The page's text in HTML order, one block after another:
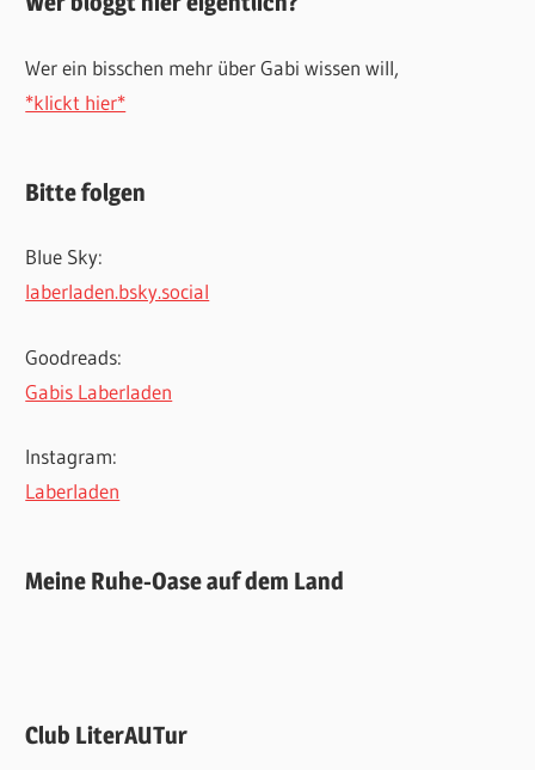
Wer ein bisschen mehr über Gabi wissen will,
*klickt hier*
Bitte folgen
Blue Sky:
laberladen.bsky.social
Goodreads:
Gabis Laberladen
Instagram:
Laberladen
Meine Ruhe-Oase auf dem Land
Club LiterAUTur